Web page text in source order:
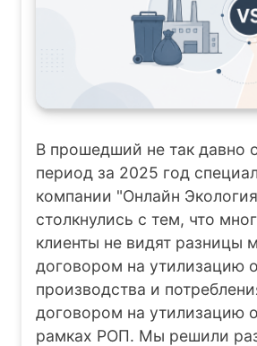
В прошедший не так давно
период за 2025 год
компании "Онлайн
столкнулись с тем, что
клиенты не видят разницы
договором на утилизацию
производства и
договором на утилизацию
рамках РОП. Мы решили